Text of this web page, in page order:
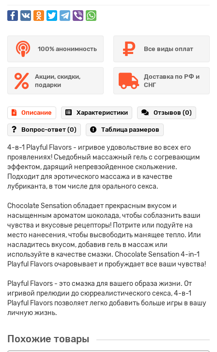
100% анонимность Все виды оплат
Акции, скидки,
подарки
Доставка по РФ и
СНГ
Описание Характеристики Отзывов (0)
Вопрос-ответ (0) Таблица размеров
4-в-1 Playful Flavors - игривое удовольствие во всех его
проявлениях! Съедобный массажный гель с согревающим
эффектом, дарящий непревзойденное скольжение.
Подходит для эротического массажа и в качестве
лубриканта, в том числе для орального секса.
Chocolate Sensation обладает прекрасным вкусом и
насыщенным ароматом шоколада, чтобы соблазнить ваши
чувства и вкусовые рецепторы! Потрите или подуйте на
место нанесения, чтобы высвободить манящее тепло. Или
насладитесь вкусом, добавив гель в массаж или
используйте в качестве смазки. Chocolate Sensation 4-in-1
Playful Flavors очаровывает и пробуждает все ваши чувства!
Playful Flavors - это смазка для вашего образа жизни. От
игривой прелюдии до сюрреалистического секса, 4-в-1
Playful Flavors позволяет легко добавить больше игры в вашу
личную жизнь.
Похожие товары